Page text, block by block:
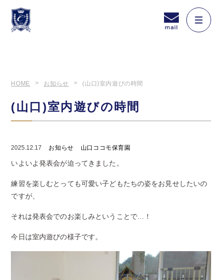
HOME お知らせ (山口)室内遊びの時間
(山口)室内遊びの時間
2025.12.17 お知らせ 山口ココモ保育園
いよいよ発表会が迫ってきました。
練習を楽しむとっても可愛い子どもたちの姿をお見せしたいの
ですが、
それは発表会でのお楽しみということで…！
今日は室内遊びの様子です。